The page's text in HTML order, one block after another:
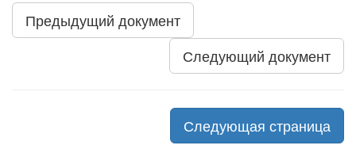
Предыдущий документ
Следующий документ
Следующая страница